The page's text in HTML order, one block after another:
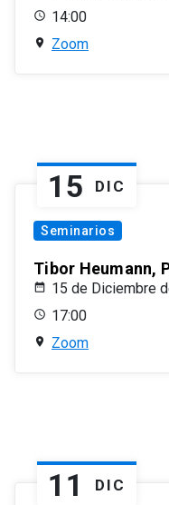
14:00
Zoom
15 DIC
Seminarios
Tibor Heumann,
15 de Diciembre
17:00
Zoom
11 DIC